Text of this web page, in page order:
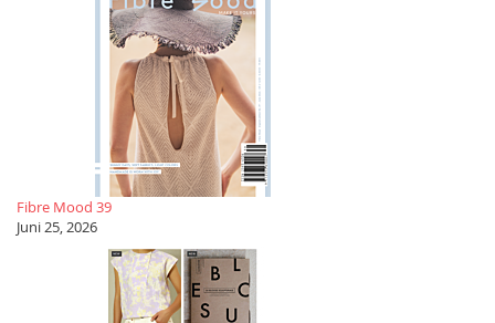
Fibre Mood 39
Juni 25, 2026